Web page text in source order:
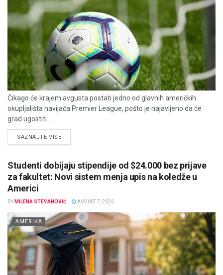
Čikago će krajem avgusta postati jedno od glavnih američkih
okupljališta navijača Premier League, pošto je najavljeno da će
grad ugostiti...
SAZNAJTE VIŠEDETAILS
Studenti dobijaju stipendije od $24.000 bez prijave
za fakultet: Novi sistem menja upis na koledže u
Americi
BY MILENA STEVANOVIĆ AVGUST 7, 2026
AMERIKA